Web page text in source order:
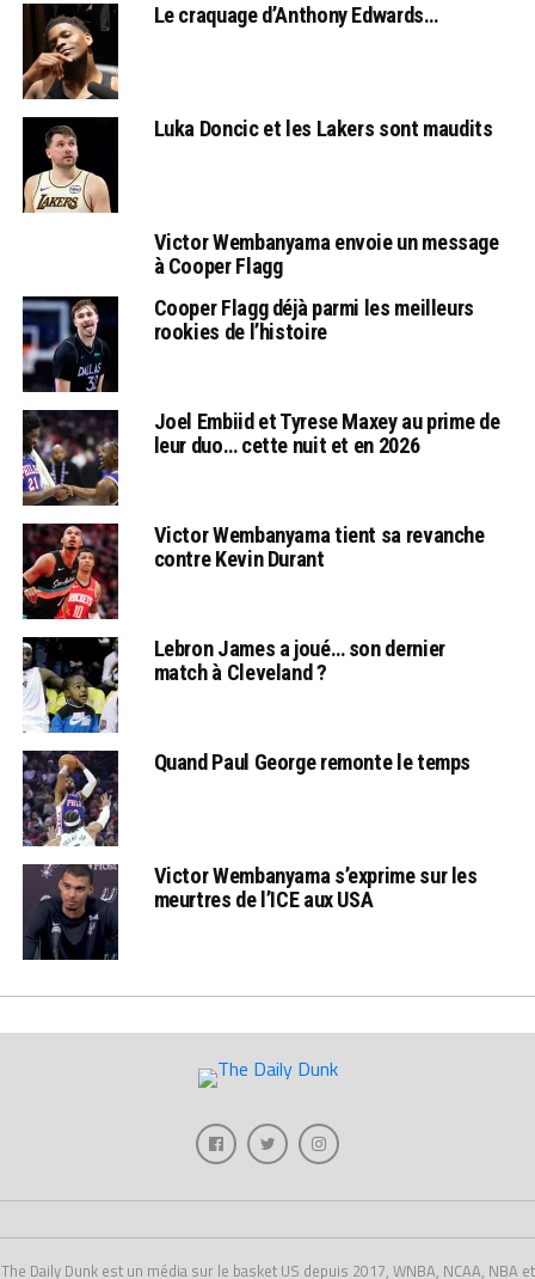
Le craquage d’Anthony Edwards…
Luka Doncic et les Lakers sont maudits
Victor Wembanyama envoie un message
à Cooper Flagg
Cooper Flagg déjà parmi les meilleurs
rookies de l’histoire
Joel Embiid et Tyrese Maxey au prime de
leur duo… cette nuit et en 2026
Victor Wembanyama tient sa revanche
contre Kevin Durant
Lebron James a joué… son dernier
match à Cleveland ?
Quand Paul George remonte le temps
Victor Wembanyama s’exprime sur les
meurtres de l’ICE aux USA
The Daily Dunk est un média sur le basket US depuis 2017, WNBA, NCAA, NBA et